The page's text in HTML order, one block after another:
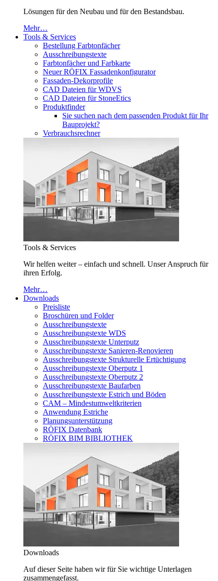
Lösungen für den Neubau und für den Bestandsbau.
Mehr…
Tools & Services
Bestellung Farbtonfächer
Ausschreibungstexte
Farbtonfächer und Farbkarte
Neuer RÖFIX Fassadenkonfigurator
Fassaden-Dekorprofile
CAD Dateien für WDVS
CAD Dateien für StoneEtics
Produktfinder
Sie suchen nach dem passenden Produkt für Ihr
Bauprojekt?
Verbrauchsrechner
Tools & Services
Wir helfen weiter – einfach und schnell. Unser Anspruch für
ihren Erfolg.
Mehr…
Downloads
Preisliste
Broschüren und Folder
Ausschreibungstexte
Ausschreibungstexte WDS
Ausschreibungstexte Unterputz
Ausschreibungstexte Sanieren-Renovieren
Ausschreibungstexte Strukturelle Ertüchtigung
Ausschreibungstexte Oberputz 1
Ausschreibungstexte Oberputz 2
Ausschreibungstexte Baufarben
Ausschreibungstexte Estrich und Böden
CAM – Mindestumweltkriterien
Anwendung Estriche
Planungsunterstützung
RÖFIX Datenbank
RÖFIX BIM BIBLIOTHEK
Downloads
Auf dieser Seite haben wir für Sie wichtige Unterlagen
zusammengefasst.